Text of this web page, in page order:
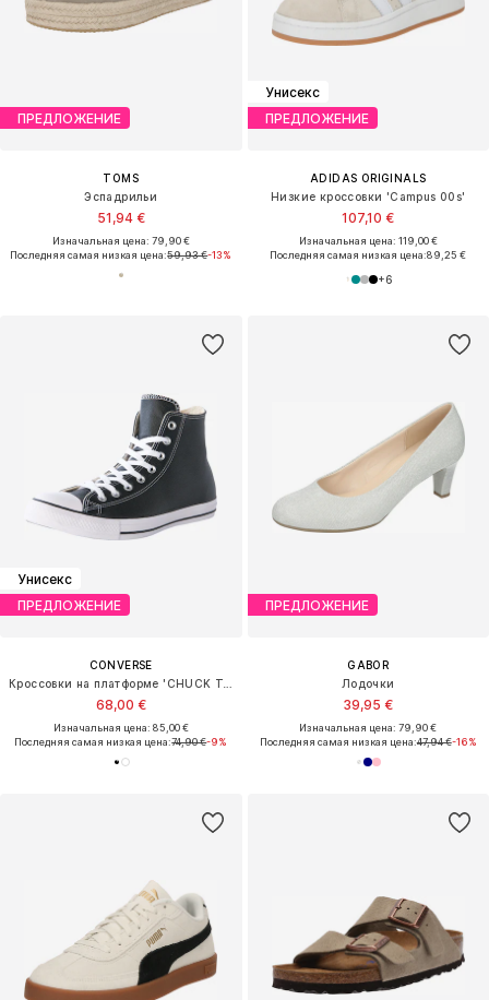
ПРЕДЛОЖЕНИЕ
TOMS
Эспадрильи
51,94 €
Изначальная цена: 79,90 €
Последняя самая низкая цена:59,93 €-13%
Унисекс
ПРЕДЛОЖЕНИЕ
ADIDAS ORIGINALS
Низкие кроссовки 'Campus 00s'
107,10 €
Изначальная цена: 119,00 €
Последняя самая низкая цена:89,25 €
+6
Унисекс
ПРЕДЛОЖЕНИЕ
CONVERSE
68,00 €
Изначальная цена: 85,00 €
Последняя самая низкая цена:74,90 €-9%
ПРЕДЛОЖЕНИЕ
GABOR
Лодочки
39,95 €
Изначальная цена: 79,90 €
Последняя самая низкая цена:47,94 €-16%